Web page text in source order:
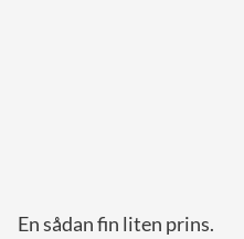
En sådan fin liten prins.